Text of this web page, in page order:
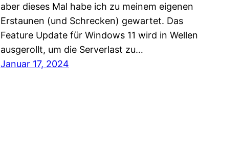
aber dieses Mal habe ich zu meinem eigenen
Erstaunen (und Schrecken) gewartet. Das
Feature Update für Windows 11 wird in Wellen
ausgerollt, um die Serverlast zu…
Januar 17, 2024